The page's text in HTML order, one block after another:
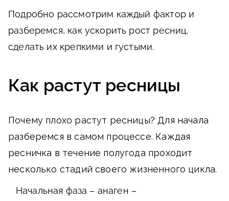
Подробно рассмотрим каждый фактор и
разберемся, как ускорить рост ресниц,
сделать их крепкими и густыми.
Как растут ресницы
Почему плохо растут ресницы? Для начала
разберемся в самом процессе. Каждая
ресничка в течение полугода проходит
несколько стадий своего жизненного цикла.
Начальная фаза – анаген –